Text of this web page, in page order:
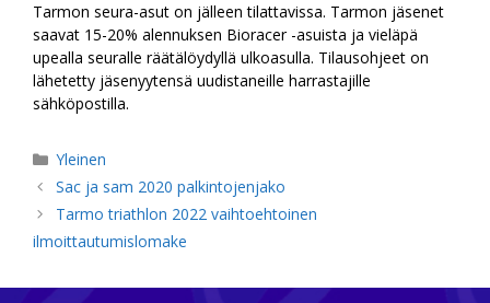
Tarmon seura-asut on jälleen tilattavissa. Tarmon jäsenet
saavat 15-20% alennuksen Bioracer -asuista ja vieläpä
upealla seuralle räätälöydyllä ulkoasulla. Tilausohjeet on
lähetetty jäsenyytensä uudistaneille harrastajille
sähköpostilla.
Kategoriat
Yleinen
Sac ja sam 2020 palkintojenjako
Tarmo triathlon 2022 vaihtoehtoinen
ilmoittautumislomake